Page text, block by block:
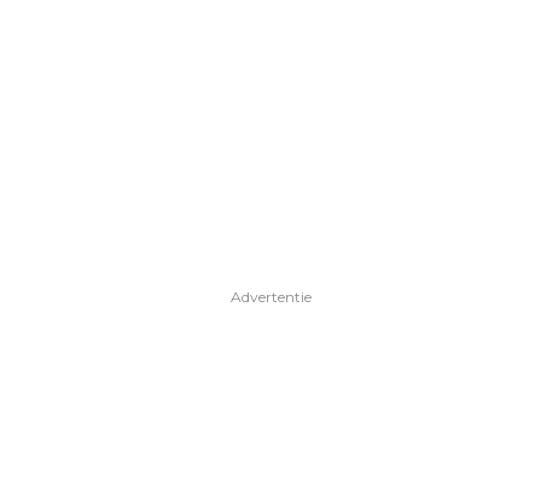
Advertentie